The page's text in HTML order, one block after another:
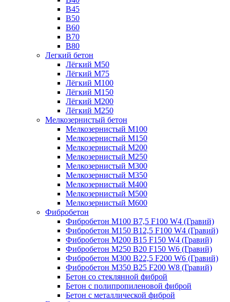
В45
B50
B60
B70
B80
Легкий бетон
Лёгкий М50
Лёгкий М75
Лёгкий М100
Лёгкий М150
Лёгкий М200
Лёгкий М250
Мелкозернистый бетон
Мелкозернистый М100
Мелкозернистый М150
Мелкозернистый М200
Мелкозернистый М250
Мелкозернистый М300
Мелкозернистый М350
Мелкозернистый М400
Мелкозернистый М500
Мелкозернистый М600
Фибробетон
Фибробетон М100 B7,5 F100 W4 (Гравий)
Фибробетон М150 B12,5 F100 W4 (Гравий)
Фибробетон М200 B15 F150 W4 (Гравий)
Фибробетон М250 B20 F150 W6 (Гравий)
Фибробетон М300 B22,5 F200 W6 (Гравий)
Фибробетон М350 B25 F200 W8 (Гравий)
Бетон со стеклянной фиброй
Бетон с полипропиленовой фиброй
Бетон с металлической фиброй